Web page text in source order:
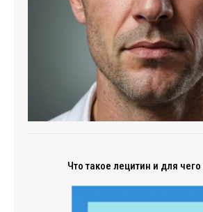
Что такое лецитин и для